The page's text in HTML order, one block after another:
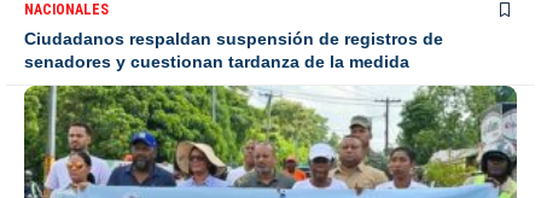
NACIONALES
Ciudadanos respaldan suspensión de registros de
senadores y cuestionan tardanza de la medida